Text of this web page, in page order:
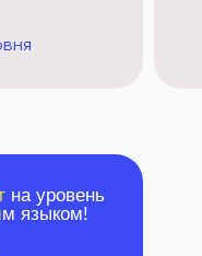
на уровень
языком!